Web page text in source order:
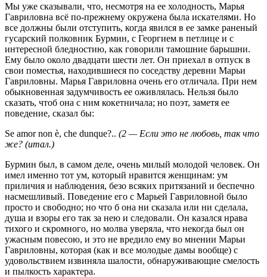
Мы уже сказывали, что, несмотря на ее холодность, Марья
Гавриловна всё по-прежнему окружена была искателями. Но
все должны были отступить, когда явился в ее замке раненый
гусарский полковник Бурмин, с Георгием в петлице и с
интересной бледностию, как говорили тамошние барышни.
Ему было около двадцати шести лет. Он приехал в отпуск в
свои поместья, находившиеся по соседству деревни Марьи
Гавриловны. Марья Гавриловна очень его отличала. При нем
обыкновенная задумчивость ее оживлялась. Нельзя было
сказать, чтоб она с ним кокетничала; но поэт, заметя ее
поведение, сказал бы:
Se amor non è, che dunque?.. (2 — Если это не любовь, так что
же? (итал.)
Бурмин был, в самом деле, очень милый молодой человек. Он
имел именно тот ум, который нравится женщинам: ум
приличия и наблюдения, безо всяких притязаний и беспечно
насмешливый. Поведение его с Марьей Гавриловной было
просто и свободно; но что б она ни сказала или ни сделала,
душа и взоры его так за нею и следовали. Он казался нрава
тихого и скромного, но молва уверяла, что некогда был он
ужасным повесою, и это не вредило ему во мнении Марьи
Гавриловны, которая (как и все молодые дамы вообще) с
удовольствием извиняла шалости, обнаруживающие смелость
и пылкость характера.